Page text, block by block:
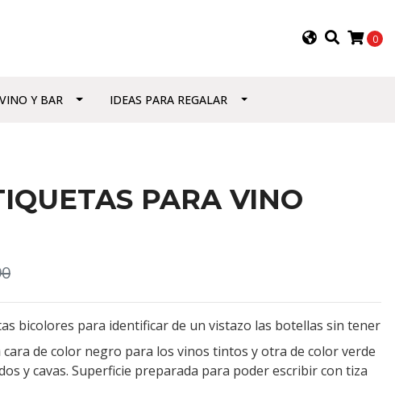
0
VINO Y BAR IDEAS PARA REGALAR
PARA VINO
bicolores para identificar de un vistazo las botellas sin tener
de color negro para los vinos tintos y otra de color verde
y cavas. Superficie preparada para poder escribir con tiza